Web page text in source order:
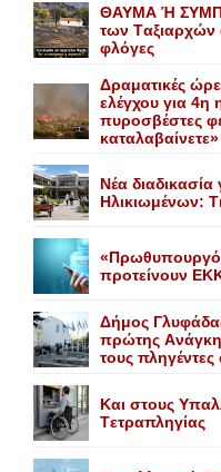
ΘΑΥΜΑ Ή
των Tαξιαρχών
φλόγες
Δραματικές
ελέγχου για 4η
πυροσβέστες
καταλαβαίνετε»
Nέα διαδικασία
Hλικιωμένων:
«Πρωθυπουργό
προτείνουν
Δήμος
πρώτης
τους
Kαι στους
Tετραπληγίας